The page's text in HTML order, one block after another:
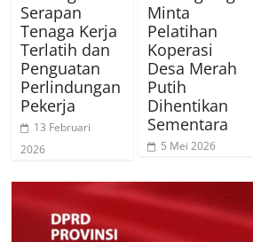
Serapan
Tenaga Kerja
Terlatih dan
Penguatan
Perlindungan
Pekerja
13 Februari
2026
Minta
Pelatihan
Koperasi
Desa Merah
Putih
Dihentikan
Sementara
5 Mei 2026